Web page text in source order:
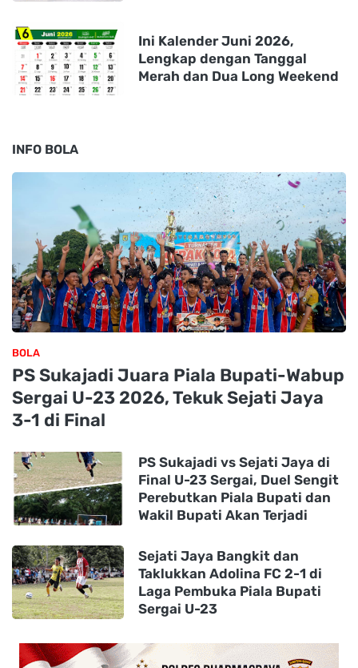
Ini Kalender Juni 2026,
Lengkap dengan Tanggal
Merah dan Dua Long Weekend
INFO BOLA
BOLA
PS Sukajadi Juara Piala Bupati-Wabup
Sergai U-23 2026, Tekuk Sejati Jaya
3-1 di Final
PS Sukajadi vs Sejati Jaya di
Final U-23 Sergai, Duel Sengit
Perebutkan Piala Bupati dan
Wakil Bupati Akan Terjadi
Sejati Jaya Bangkit dan
Taklukkan Adolina FC 2-1 di
Laga Pembuka Piala Bupati
Sergai U-23